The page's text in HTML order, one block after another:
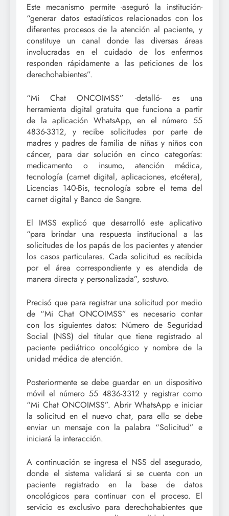
Este mecanismo permite -aseguró la institución-
“generar datos estadísticos relacionados con los
diferentes procesos de la atención al paciente, y
constituye un canal donde las diversas áreas
involucradas en el cuidado de los enfermos
responden rápidamente a las peticiones de los
derechohabientes”.
“Mi Chat ONCOIMSS” -detalló- es una
herramienta digital gratuita que funciona a partir
de la aplicación WhatsApp, en el número 55
4836-3312, y recibe solicitudes por parte de
madres y padres de familia de niñas y niños con
cáncer, para dar solución en cinco categorías:
medicamento o insumo, atención médica,
tecnología (carnet digital, aplicaciones, etcétera),
Licencias 140-Bis, tecnología sobre el tema del
carnet digital y Banco de Sangre.
El IMSS explicó que desarrolló este aplicativo
“para brindar una respuesta institucional a las
solicitudes de los papás de los pacientes y atender
los casos particulares. Cada solicitud es recibida
por el área correspondiente y es atendida de
manera directa y personalizada”, sostuvo.
Precisó que para registrar una solicitud por medio
de “Mi Chat ONCOIMSS” es necesario contar
con los siguientes datos: Número de Seguridad
Social (NSS) del titular que tiene registrado al
paciente pediátrico oncológico y nombre de la
unidad médica de atención.
Posteriormente se debe guardar en un dispositivo
móvil el número 55 4836-3312 y registrar como
“Mi Chat ONCOIMSS”. Abrir WhatsApp e iniciar
la solicitud en el nuevo chat, para ello se debe
enviar un mensaje con la palabra “Solicitud” e
iniciará la interacción.
A continuación se ingresa el NSS del asegurado,
donde el sistema validará si se cuenta con un
paciente registrado en la base de datos
oncológicos para continuar con el proceso. El
servicio es exclusivo para derechohabientes que